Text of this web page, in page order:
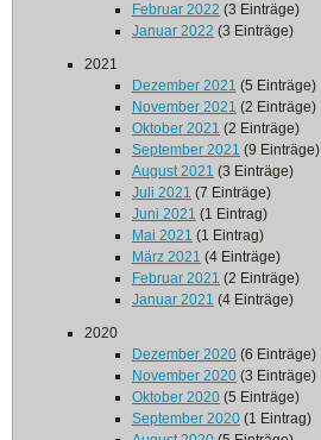
Februar 2022 (3 Einträge)
Januar 2022 (3 Einträge)
2021
Dezember 2021 (5 Einträge)
November 2021 (2 Einträge)
Oktober 2021 (2 Einträge)
September 2021 (9 Einträge)
August 2021 (3 Einträge)
Juli 2021 (7 Einträge)
Juni 2021 (1 Eintrag)
Mai 2021 (1 Eintrag)
März 2021 (4 Einträge)
Februar 2021 (2 Einträge)
Januar 2021 (4 Einträge)
2020
Dezember 2020 (6 Einträge)
November 2020 (3 Einträge)
Oktober 2020 (5 Einträge)
September 2020 (1 Eintrag)